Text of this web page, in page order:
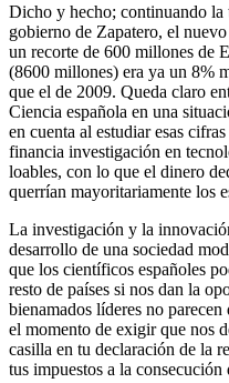
Dicho y hecho; continuando la
gobierno de Zapatero, el
un recorte de 600 millones de
(8600 millones) era ya un 8%
que el de 2009. Queda claro
Ciencia española en una
en cuenta al estudiar esas
financia investigación en
loables, con lo que el dinero
querrían mayoritariamente los
La investigación y la
desarrollo de una sociedad
que los científicos españoles
resto de países si nos dan la
bienamados líderes no
el momento de exigir que nos
casilla en tu declaración de la
tus impuestos a la